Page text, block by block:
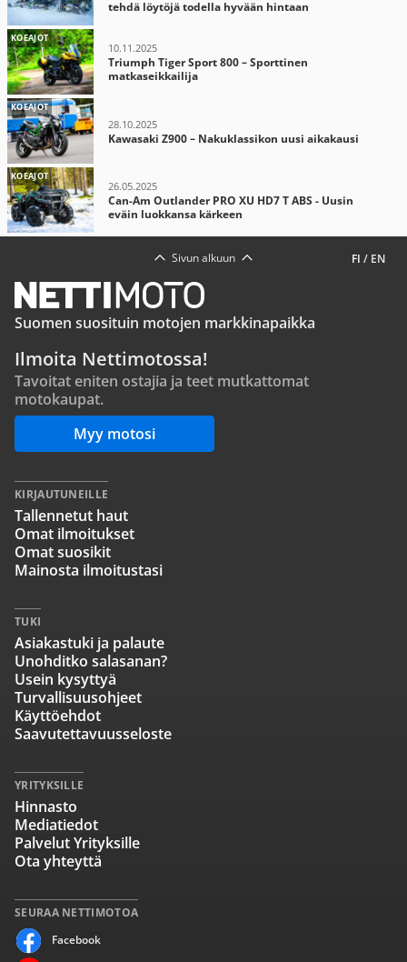
tehdä löytöjä todella hyvään hintaan
KOEAJOT
10.11.2025
Triumph Tiger Sport 800 – Sporttinen
matkaseikkailija
KOEAJOT
28.10.2025
Kawasaki Z900 – Nakuklassikon uusi aikakausi
KOEAJOT
26.05.2025
Can-Am Outlander PRO XU HD7 T ABS - Uusin
eväin luokkansa kärkeen
FI / EN
Sivun alkuun
Suomen suosituin motojen markkinapaikka
Ilmoita Nettimotossa!
Tavoitat eniten ostajia ja teet mutkattomat
motokaupat.
Myy motosi
SEURAA NETTIMOTOA
Facebook
KIRJAUTUNEILLE
Tallennetut haut
Omat ilmoitukset
Omat suosikit
Mainosta ilmoitustasi
TUKI
Asiakastuki ja palaute
Unohditko salasanan?
Usein kysyttyä
Turvallisuusohjeet
Käyttöehdot
Saavutettavuusseloste
YRITYKSILLE
Hinnasto
Mediatiedot
Palvelut Yrityksille
Ota yhteyttä